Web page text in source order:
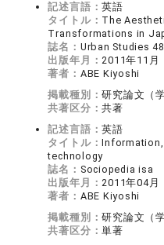
記述言語：英語
タイトル： The
Transformations in
誌名： Urban Studies
出版年月：2011年11月
著者： ABE Kiyoshi
掲載種別：研究論文（
共著区分：共著
記述言語：英語
タイトル：
technology
誌名： Sociopedia isa
出版年月：2011年04月
著者： ABE Kiyoshi
掲載種別：研究論文（
共著区分：単著